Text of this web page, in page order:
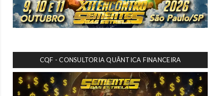
CQF - CONSULTORIA QUÂNTICA FINANCEIRA